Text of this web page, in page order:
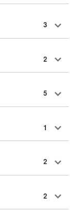
3
2
5
1
2
2